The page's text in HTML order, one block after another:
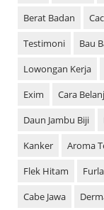
Berat Badan
Testimoni
Bau
Lowongan Kerja
Exim
Cara
Daun Jambu Biji
Kanker
Aroma
Flek Hitam
Furla
Cabe Jawa